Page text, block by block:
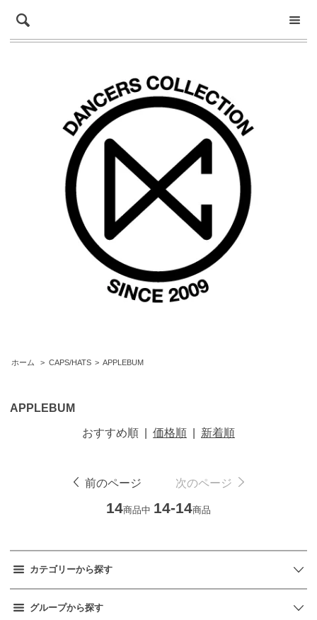
ホーム > CAPS/HATS > APPLEBUM
APPLEBUM
おすすめ順 価格順 新着順
前のページ 次のページ
14商品中 14-14商品
カテゴリーから探す
グループから探す